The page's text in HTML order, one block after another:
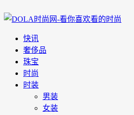
快讯
奢侈品
珠宝
时尚
时装
男装
女装